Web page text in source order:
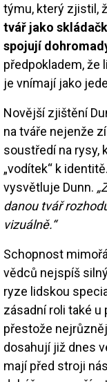
týmu, který zjistil,
tvář jako
spojují
předpokladem, že
je vnímají jako
Novější zjištění
na tváře nejenže
soustředí na rysy,
„vodítek“ k identitě.
vysvětluje Dunn.
danou tvář
vizuálně.“
Schopnost
vědců nejspíš
ryze lidskou
zásadní roli také
přestože
dosahují již dnes
mají před stroji